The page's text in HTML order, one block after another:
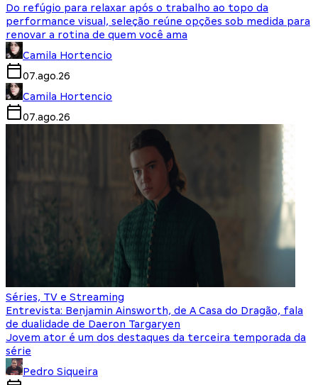
Do refúgio para relaxar após o trabalho ao topo da
performance visual, seleção reúne opções sob medida para
renovar a rotina de quem você ama
Camila Hortencio
07.ago.26
Camila Hortencio
07.ago.26
Séries, TV e Streaming
Entrevista: Benjamin Ainsworth, de A Casa do Dragão, fala
de dualidade de Daeron Targaryen
Jovem ator é um dos destaques da terceira temporada da
série
Pedro Siqueira